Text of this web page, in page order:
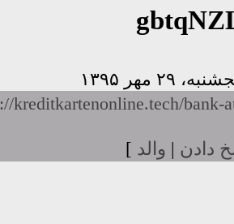
kreditkartenonline.tech/bank-
دادن | والد ]